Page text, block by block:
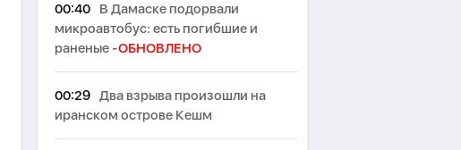
00:40
В Дамаске подорвали
микроавтобус: есть погибшие и
раненые -ОБНОВЛЕНО
00:29 Два взрыва произошли на
иранском острове Кешм